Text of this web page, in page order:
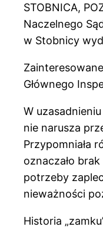
STOBNICA,
Naczelnego
w Stobnicy
Głównego
W
nie narusza
Przypomniała
oznaczało
potrzeby
nieważności
Historia